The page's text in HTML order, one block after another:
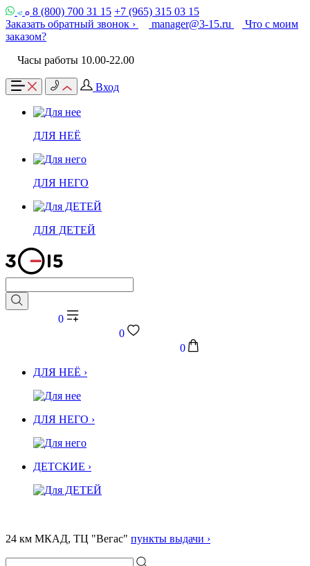
8 (800) 700 31 15 +7 (965) 315 03 15
Заказать обратный звонок ›
manager@3-15.ru
Что с моим
заказом?
Часы работы 10.00-22.00
Вход
ДЛЯ НЕЁ
ДЛЯ НЕГО
ДЛЯ ДЕТЕЙ
0
0
0
ДЛЯ НЕЁ ›
ДЛЯ НЕГО ›
ДЕТСКИЕ ›
24 км МКАД, ТЦ "Вегас" пункты выдачи ›